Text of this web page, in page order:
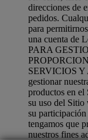
direcciones de
pedidos.
para
una cuenta de
PARA
SERVICIOS Y
gestionar
productos en el
su uso del Sitio
su participación
tengamos que
nuestros fines